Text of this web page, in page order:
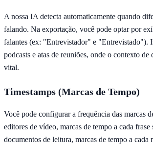
A nossa IA detecta automaticamente quando
falando. Na exportação, você pode optar por
falantes (ex: "Entrevistador" e "Entrevistado").
podcasts e atas de reuniões, onde o contexto de
vital.
Timestamps (Marcas de Tempo)
Você pode configurar a frequência das marcas
editores de vídeo, marcas de tempo a cada frase
documentos de leitura, marcas de tempo a cada